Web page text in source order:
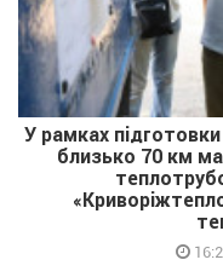
У рамках
близько 70 км